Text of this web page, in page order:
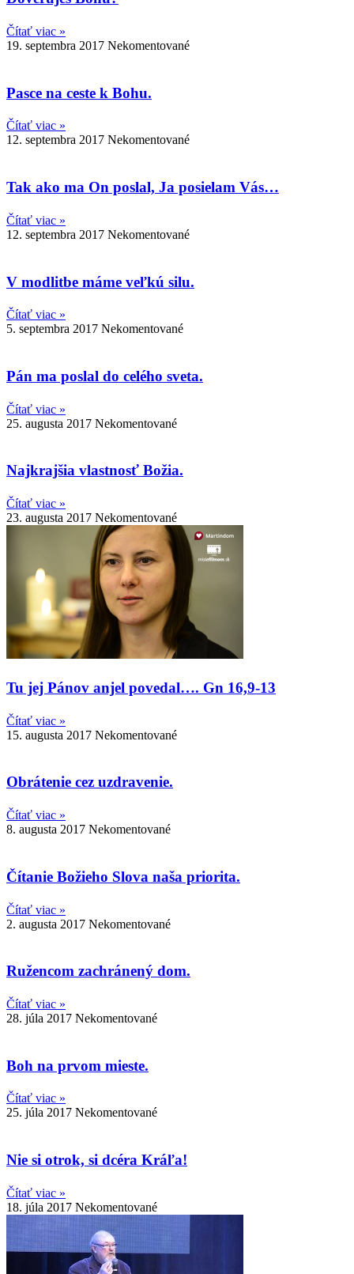
Čítať viac »
19. septembra 2017 Nekomentované
Pasce na ceste k Bohu.
Čítať viac »
12. septembra 2017 Nekomentované
Tak ako ma On poslal, Ja posielam Vás…
Čítať viac »
12. septembra 2017 Nekomentované
V modlitbe máme veľkú silu.
Čítať viac »
5. septembra 2017 Nekomentované
Pán ma poslal do celého sveta.
Čítať viac »
25. augusta 2017 Nekomentované
Najkrajšia vlastnosť Božia.
Čítať viac »
23. augusta 2017 Nekomentované
Tu jej Pánov anjel povedal…. Gn 16,9-13
Čítať viac »
15. augusta 2017 Nekomentované
Obrátenie cez uzdravenie.
Čítať viac »
8. augusta 2017 Nekomentované
Čítanie Božieho Slova naša priorita.
Čítať viac »
2. augusta 2017 Nekomentované
Ružencom zachránený dom.
Čítať viac »
28. júla 2017 Nekomentované
Boh na prvom mieste.
Čítať viac »
25. júla 2017 Nekomentované
Nie si otrok, si dcéra Kráľa!
Čítať viac »
18. júla 2017 Nekomentované